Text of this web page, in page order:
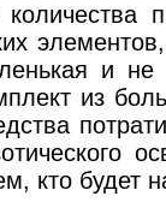
и не
из
кто будет